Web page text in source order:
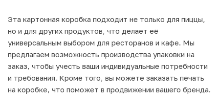
Эта картонная коробка подходит не только для пиццы,
но и для других продуктов, что делает её
универсальным выбором для ресторанов и кафе. Мы
предлагаем возможность производства упаковки на
заказ, чтобы учесть ваши индивидуальные потребности
и требования. Кроме того, вы можете заказать печать
на коробке, что поможет в продвижении вашего бренда.